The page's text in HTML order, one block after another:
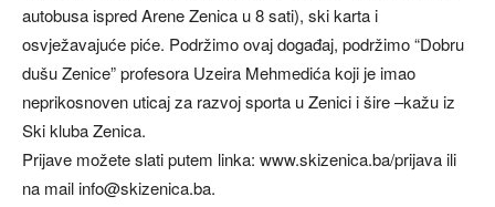
autobusa ispred Arene Zenica u 8 sati), ski karta i
osvježavajuće piće. Podržimo ovaj događaj, podržimo “Dobru
dušu Zenice” profesora Uzeira Mehmedića koji je imao
neprikosnoven uticaj za razvoj sporta u Zenici i šire –kažu iz
Ski kluba Zenica.
Prijave možete slati putem linka: www.skizenica.ba/prijava ili
na mailinfo@skizenica.ba.